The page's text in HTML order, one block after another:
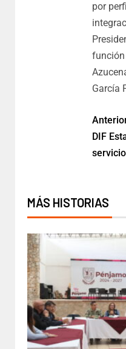
por
función
García
DIF
MÁS HISTORIAS